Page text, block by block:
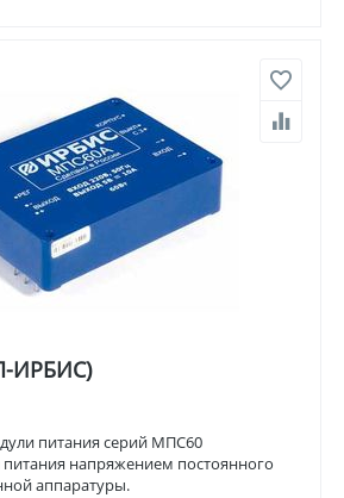
ИРБИС)
питания серий МПС60
напряжением постоянного
аппаратуры.